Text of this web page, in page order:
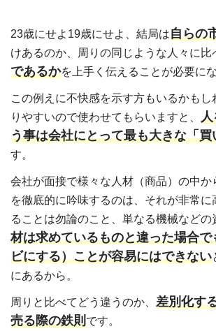
23歳にせよ19歳にせよ、結局は自らの
けあるのか、周りの同じような人々に比
であるかを上手く伝えることが必要にな
この例えに不快感を示す方もいるかも
りやすいので使わせてもらいますと、 人
う事は会社にとって最も大きな「買
す。
会社が面接で様々な人材（商品）の中か
を徹底的に吟味するのは、それが非常に
ることは勿論のこと、単なる機械などの
材は求めているものと違った場合
ビにする）ことが容易にはできない
にあるから。
周りと比べてどう違うのか、 差別化す
売る際の鉄則です。